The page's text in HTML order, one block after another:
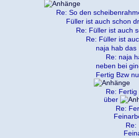
Re: So den
Füller ist auch schon
Re: Füller ist auch
Re: Füller ist
naja hab das
Re: naja
neben bei
Fertig Bzw
Re:
über
Re:
Re: